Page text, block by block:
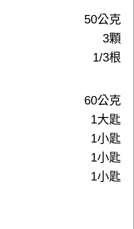
50公克
3顆
1/3根
60公克
1大匙
1小匙
1小匙
1小匙